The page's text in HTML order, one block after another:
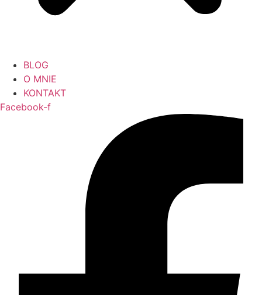
BLOG
O MNIE
KONTAKT
Facebook-f